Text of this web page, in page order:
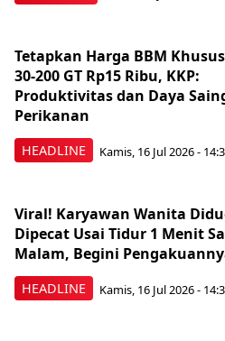
HEADLINE
Tetapkan Harga BBM
30-200 GT Rp15 Ribu, KKP:
Produktivitas dan Daya
Perikanan
Kamis, 16 Jul 2026 -
HEADLINE
Viral! Karyawan Wanita
Dipecat Usai Tidur 1 Menit
Malam, Begini
Kamis, 16 Jul 2026 -